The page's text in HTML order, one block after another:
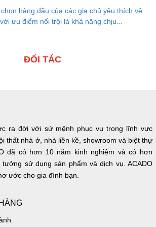
hàng đầu của các gia chủ yêu thích vẻ
ưu điểm nổi trội là khả năng chịu...
ĐỐI TÁC
ra đời với sứ mệnh phục vụ trong lĩnh vực
thất nhà ở, nhà liền kề, showroom và biệt thự
đã có hơn 10 năm kinh nghiệm và có hơn
sử dụng sản phẩm và dịch vụ. ACADO
ước cho gia đình bạn.